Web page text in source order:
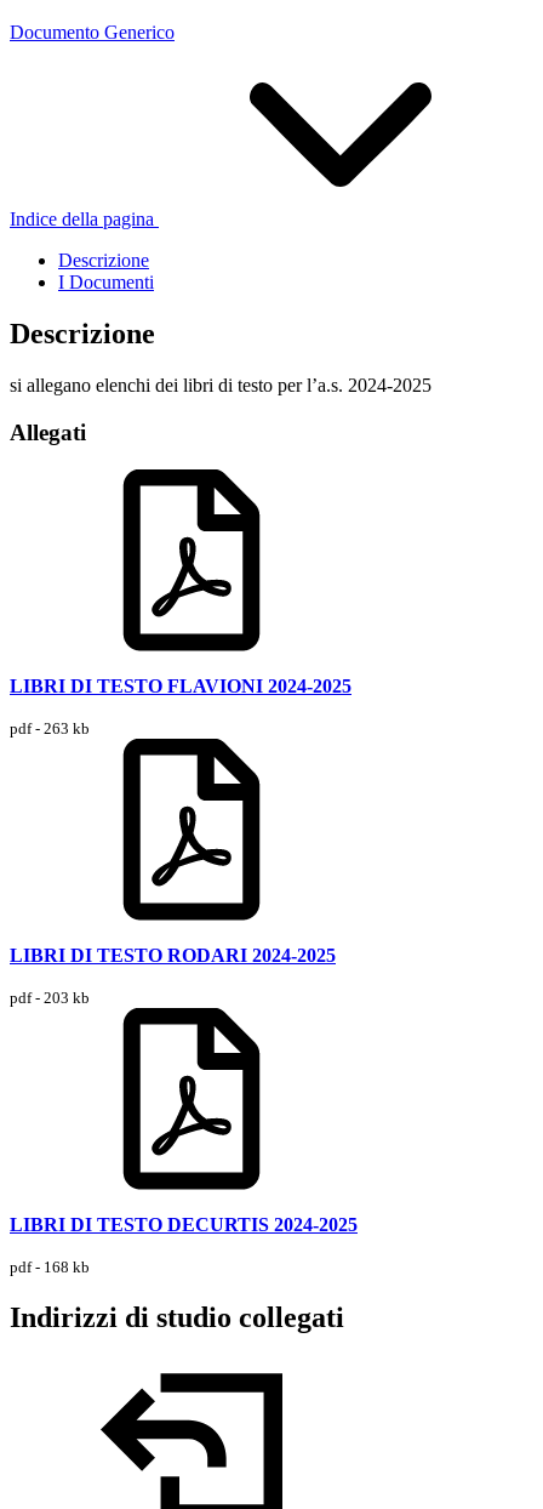
Documento Generico
Indice della pagina
Descrizione
I Documenti
Descrizione
si allegano elenchi dei libri di testo per l’a.s. 2024-2025
Allegati
LIBRI DI TESTO FLAVIONI 2024-2025
pdf - 263 kb
LIBRI DI TESTO RODARI 2024-2025
pdf - 203 kb
LIBRI DI TESTO DECURTIS 2024-2025
pdf - 168 kb
Indirizzi di studio collegati